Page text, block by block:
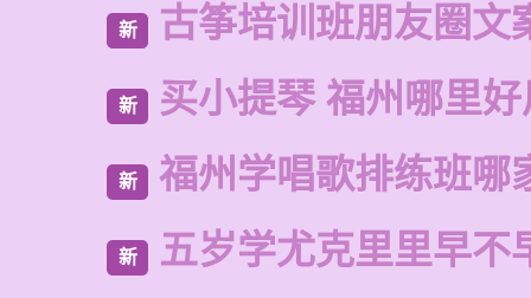
新 古筝培训班朋友圈文
新 买小提琴 福州哪里
新 福州学唱歌排练班哪
新 五岁学尤克里里早不